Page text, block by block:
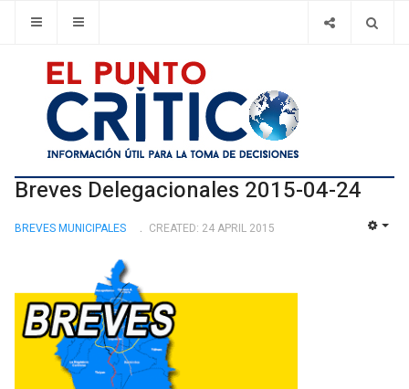
Breves Delegacionales 2015-04-24
BREVES MUNICIPALES CREATED: 24 APRIL 2015